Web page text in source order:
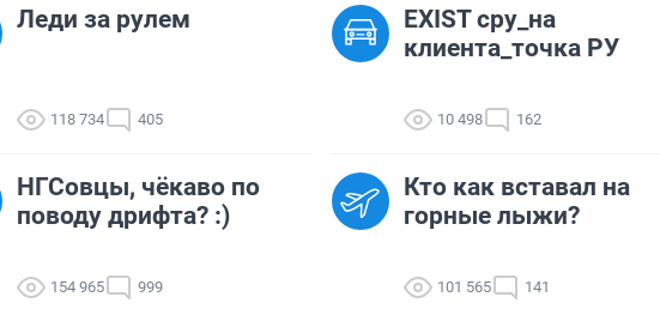
Леди за рулем
118 734 405
EXIST сру_на
клиента_точка РУ
10 498 162
НГСовцы, чёкаво по
поводу дрифта? :)
154 965 999
Кто как вставал на
горные лыжи?
101 565 141